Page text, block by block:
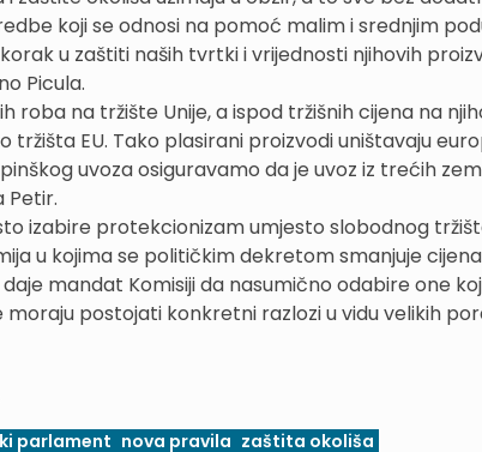
koji se odnosi na pomoć malim i srednjim
u zaštiti naših tvrtki i vrijednosti njihovih
Picula.
roba na tržište Unije, a ispod tržišnih cijena na
tržišta EU. Tako plasirani proizvodi uništavaju
uvoza osiguravamo da je uvoz iz trećih
Petir.
izabire protekcionizam umjesto slobodnog
u kojima se političkim dekretom smanjuje
mandat Komisiji da nasumično odabire one
moraju postojati konkretni razlozi u vidu velikih
parlament nova pravila zaštita okoliša